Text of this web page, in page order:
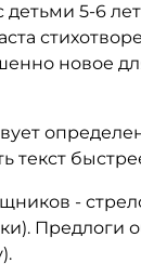
5-6
новое
текст
-
Предлоги